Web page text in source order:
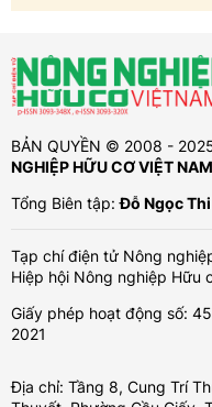
BẢN QUYỀN © 2008 -
NGHIỆP HỮU CƠ VIỆT NAM
Tổng Biên tập:Đỗ Ngọc Thi
Tạp chí điện tử Nông
Hiệp hội Nông nghiệp Hữu
Giấy phép hoạt động số:
2021
Địa chỉ: Tầng 8, Cung Trí